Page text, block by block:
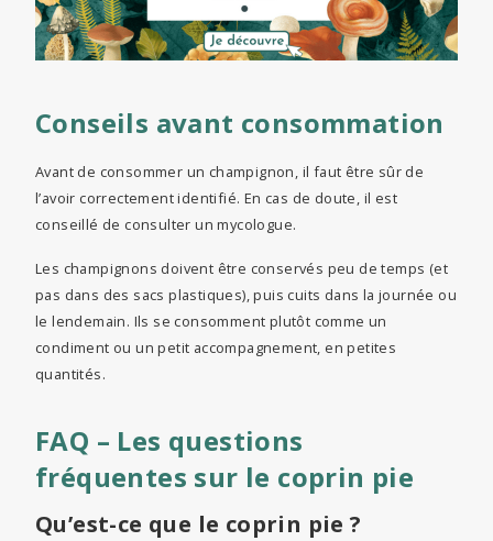
Conseils avant consommation
Avant de consommer un champignon, il faut être sûr de
l’avoir correctement identifié. En cas de doute, il est
conseillé de consulter un mycologue.
Les champignons doivent être conservés peu de temps (et
pas dans des sacs plastiques), puis cuits dans la journée ou
le lendemain. Ils se consomment plutôt comme un
condiment ou un petit accompagnement, en petites
quantités.
FAQ – Les questions
fréquentes sur le coprin pie
Qu’est-ce que le coprin pie ?